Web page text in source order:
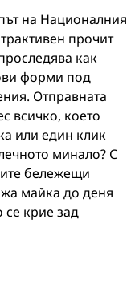
на Националния
прочит
как
форми под
Отправната
всичко, което
или един клик
минало? С
бележещи
майка до деня
крие зад